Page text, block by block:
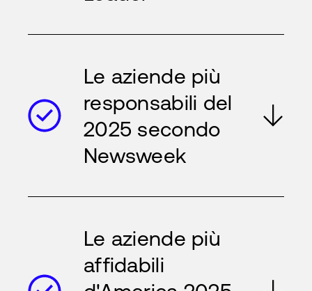
Le aziende più
responsabili del
2025 secondo
Newsweek
Le aziende più
affidabili